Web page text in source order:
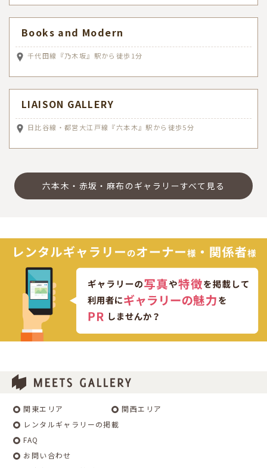
Books and Modern
千代田線『乃木坂』駅から徒歩1分
LIAISON GALLERY
日比谷線・都営大江戸線『六本木』駅から徒歩5分
六本木・赤坂・麻布のギャラリーすべて見る
関東エリア
関西エリア
レンタルギャラリーの掲載
FAQ
お問い合わせ